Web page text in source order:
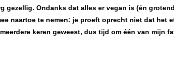
gezellig. Ondanks dat alles er vegan is (én
naartoe te nemen: je proeft oprecht niet dat het
keren geweest, dus tijd om één van mijn